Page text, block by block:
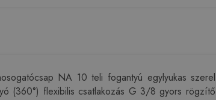
NA 10 teli fogantyú egylyukas
(360°) flexibilis csatlakozás G 3/8 gyors